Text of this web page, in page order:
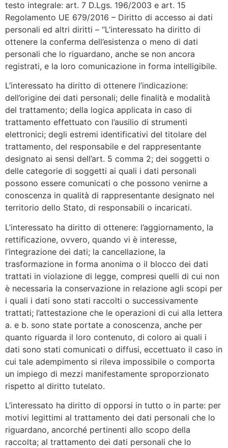
testo integrale: art. 7 D.Lgs. 196/2003 e art. 15
Regolamento UE 679/2016 – Diritto di accesso ai dati
personali ed altri diritti – “L’interessato ha diritto di
ottenere la conferma dell’esistenza o meno di dati
personali che lo riguardano, anche se non ancora
registrati, e la loro comunicazione in forma intelligibile.
L’interessato ha diritto di ottenere l’indicazione:
dell’origine dei dati personali; delle finalità e modalità
del trattamento; della logica applicata in caso di
trattamento effettuato con l’ausilio di strumenti
elettronici; degli estremi identificativi del titolare del
trattamento, del responsabile e del rappresentante
designato ai sensi dell’art. 5 comma 2; dei soggetti o
delle categorie di soggetti ai quali i dati personali
possono essere comunicati o che possono venirne a
conoscenza in qualità di rappresentante designato nel
territorio dello Stato, di responsabili o incaricati.
L’interessato ha diritto di ottenere: l’aggiornamento, la
rettificazione, ovvero, quando vi è interesse,
l’integrazione dei dati; la cancellazione, la
trasformazione in forma anonima o il blocco dei dati
trattati in violazione di legge, compresi quelli di cui non
è necessaria la conservazione in relazione agli scopi per
i quali i dati sono stati raccolti o successivamente
trattati; l’attestazione che le operazioni di cui alla lettera
a. e b. sono state portate a conoscenza, anche per
quanto riguarda il loro contenuto, di coloro ai quali i
dati sono stati comunicati o diffusi, eccettuato il caso in
cui tale adempimento si rileva impossibile o comporta
un impiego di mezzi manifestamente sproporzionato
rispetto al diritto tutelato.
L’interessato ha diritto di opporsi in tutto o in parte: per
motivi legittimi al trattamento dei dati personali che lo
riguardano, ancorché pertinenti allo scopo della
raccolta; al trattamento dei dati personali che lo